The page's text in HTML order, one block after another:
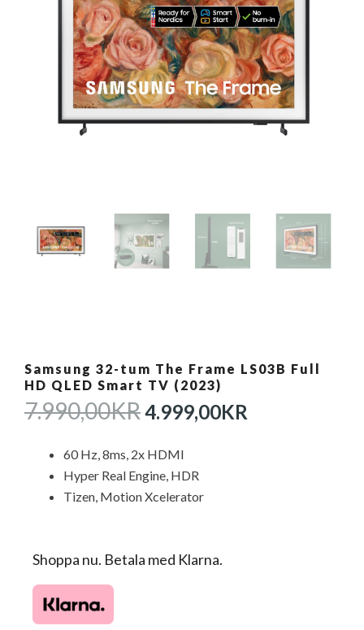
Samsung 32-tum The Frame LS03B Full
HD QLED Smart TV (2023)
7.990,00KRDET
URSPRUNGLIGA
PRISET
VAR:
7.990,00KR.
4.999,00KR
60 Hz, 8ms, 2x HDMI
Hyper Real Engine, HDR
Tizen, Motion Xcelerator
Shoppa nu. Betala med Klarna.